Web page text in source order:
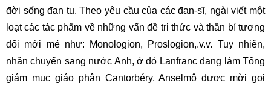
đời sống đan tu. Theo yêu cầu của các đan-sĩ, ngài viết một
loạt các tác phẩm về những vấn đề tri thức và thần bí tương
đối mới mẻ như: Monologion, Proslogion,.v.v. Tuy nhiên,
nhân chuyến sang nước Anh, ở đó Lanfranc đang làm Tổng
giám mục giáo phận Cantorbéry, Anselmô được mời gọi